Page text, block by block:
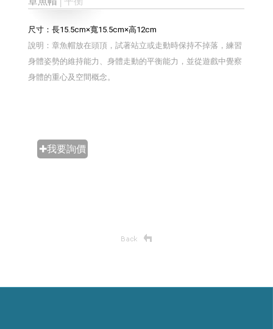
尺寸：長15.5cm×寬15.5cm×高12cm
說明：章魚帽放在頭頂，試著站立或走動時保持不掉落，練習
身體姿勢的維持能力、身體走動的平衡能力，並從遊戲中覺察
身體的重心及空間概念。
✚我要詢價